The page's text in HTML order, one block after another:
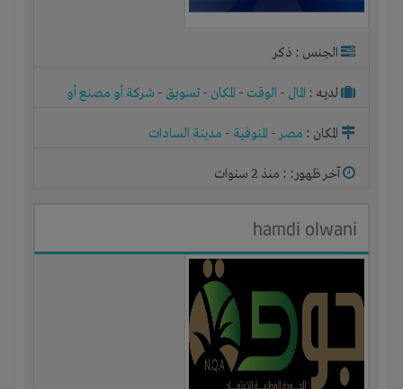
الجنس : ذكر
لديـه : المال - الوقت - المكان - تسويق - شركة أو مصنع أو
المكان : مصر- المنوفية - مدينة السادات
آخر ظهور: : منذ 2 سنوات
hamdi olwani